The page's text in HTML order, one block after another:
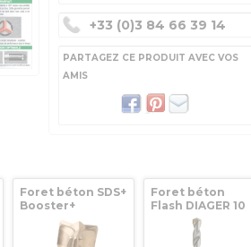
+33 (0)3 84 66 39 14
PARTAGEZ CE PRODUIT AVEC VOS
AMIS
Foret béton SDS+
Booster+
Diamètre 6 Lg
100 x 160
Foret béton
Flash DIAGER 10
mm (spécial
perceuse